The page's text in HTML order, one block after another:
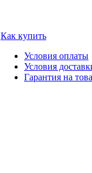
Как купить
Условия оплаты
Условия
Гарантия на